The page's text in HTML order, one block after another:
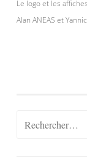
Le logo et les
Alan ANEAS et
Rechercher :